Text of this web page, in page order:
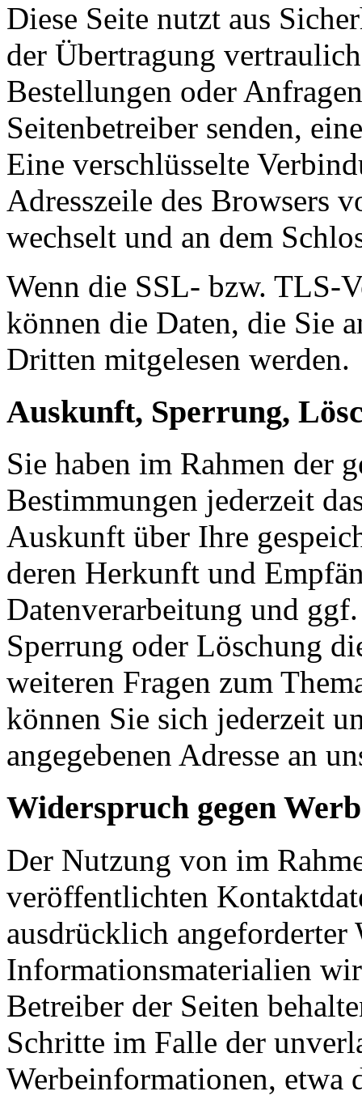
Diese Seite nutzt aus
der Übertragung
Bestellungen oder
Seitenbetreiber senden,
Eine verschlüsselte
Adresszeile des Browsers
wechselt und an dem
Wenn die SSL- bzw. TLS-
können die Daten, die Sie
Dritten mitgelesen werden.
Auskunft, Sperrung,
Sie haben im Rahmen der
Bestimmungen jederzeit
Auskunft über Ihre
deren Herkunft und
Datenverarbeitung und
Sperrung oder Löschung
weiteren Fragen zum
können Sie sich jederzeit
angegebenen Adresse an
Widerspruch gegen
Der Nutzung von im
veröffentlichten
ausdrücklich angeforderter
Informationsmaterialien
Betreiber der Seiten
Schritte im Falle der
Werbeinformationen, etwa